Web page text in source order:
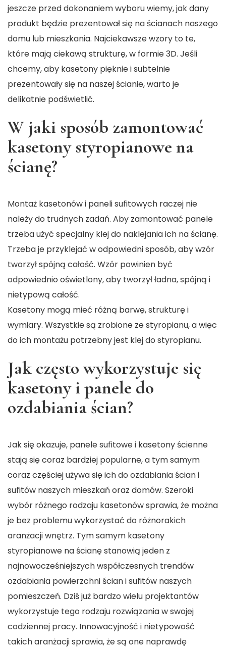
jeszcze przed dokonaniem wyboru wiemy, jak dany
produkt będzie prezentował się na ścianach naszego
domu lub mieszkania. Najciekawsze wzory to te,
które mają ciekawą strukturę, w formie 3D. Jeśli
chcemy, aby kasetony pięknie i subtelnie
prezentowały się na naszej ścianie, warto je
delikatnie podświetlić.
W jaki sposób zamontować
kasetony styropianowe na
ścianę?
Montaż kasetonów i paneli sufitowych raczej nie
należy do trudnych zadań. Aby zamontować panele
trzeba użyć specjalny klej do naklejania ich na ścianę.
Trzeba je przyklejać w odpowiedni sposób, aby wzór
tworzył spójną całość. Wzór powinien być
odpowiednio oświetlony, aby tworzył ładna, spójną i
nietypową całość.
Kasetony mogą mieć różną barwę, strukturę i
wymiary. Wszystkie są zrobione ze styropianu, a więc
do ich montażu potrzebny jest klej do styropianu.
Jak często wykorzystuje się
kasetony i panele do
ozdabiania ścian?
Jak się okazuje, panele sufitowe i kasetony ścienne
stają się coraz bardziej popularne, a tym samym
coraz częściej używa się ich do ozdabiania ścian i
sufitów naszych mieszkań oraz domów. Szeroki
wybór różnego rodzaju kasetonów sprawia, że można
je bez problemu wykorzystać do różnorakich
aranżacji wnętrz. Tym samym kasetony
styropianowe na ścianę stanowią jeden z
najnowocześniejszych współczesnych trendów
ozdabiania powierzchni ścian i sufitów naszych
pomieszczeń. Dziś już bardzo wielu projektantów
wykorzystuje tego rodzaju rozwiązania w swojej
codziennej pracy. Innowacyjność i nietypowość
takich aranżacji sprawia, że są one naprawdę